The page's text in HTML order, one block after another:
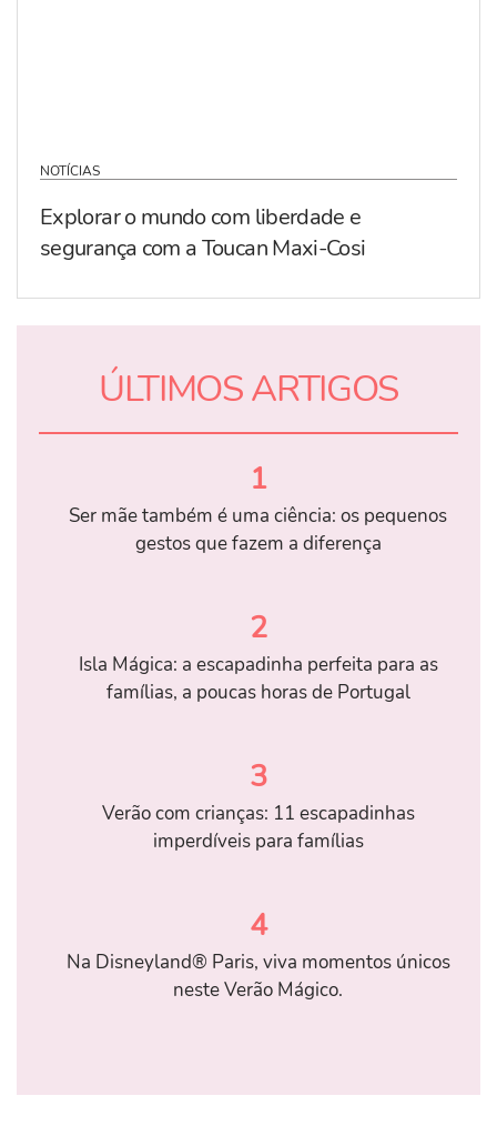
NOTÍCIAS
Explorar o mundo com liberdade e
segurança com a Toucan Maxi-Cosi
ÚLTIMOS ARTIGOS
1
Ser mãe também é uma ciência: os pequenos
gestos que fazem a diferença
2
Isla Mágica: a escapadinha perfeita para as
famílias, a poucas horas de Portugal
3
Verão com crianças: 11 escapadinhas
imperdíveis para famílias
4
Na Disneyland® Paris, viva momentos únicos
neste Verão Mágico.